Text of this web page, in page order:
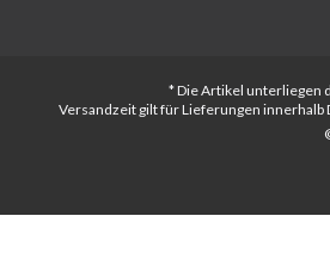
* Die Artikel unterliegen
Versandzeit gilt für Lieferungen